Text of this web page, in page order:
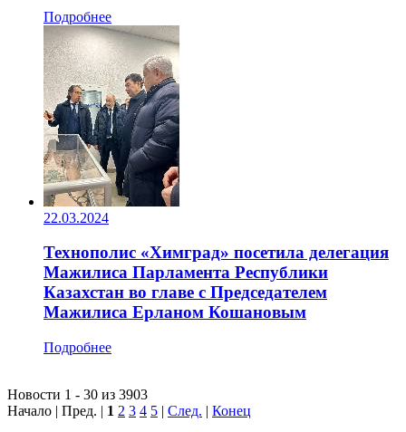
Подробнее
22.03.2024
Технополис «Химград» посетила делегация
Мажилиса Парламента Республики
Казахстан во главе с Председателем
Мажилиса Ерланом Кошановым
Подробнее
Новости 1 - 30 из 3903
Начало | Пред. | 1 2 3 4 5 | След. | Конец